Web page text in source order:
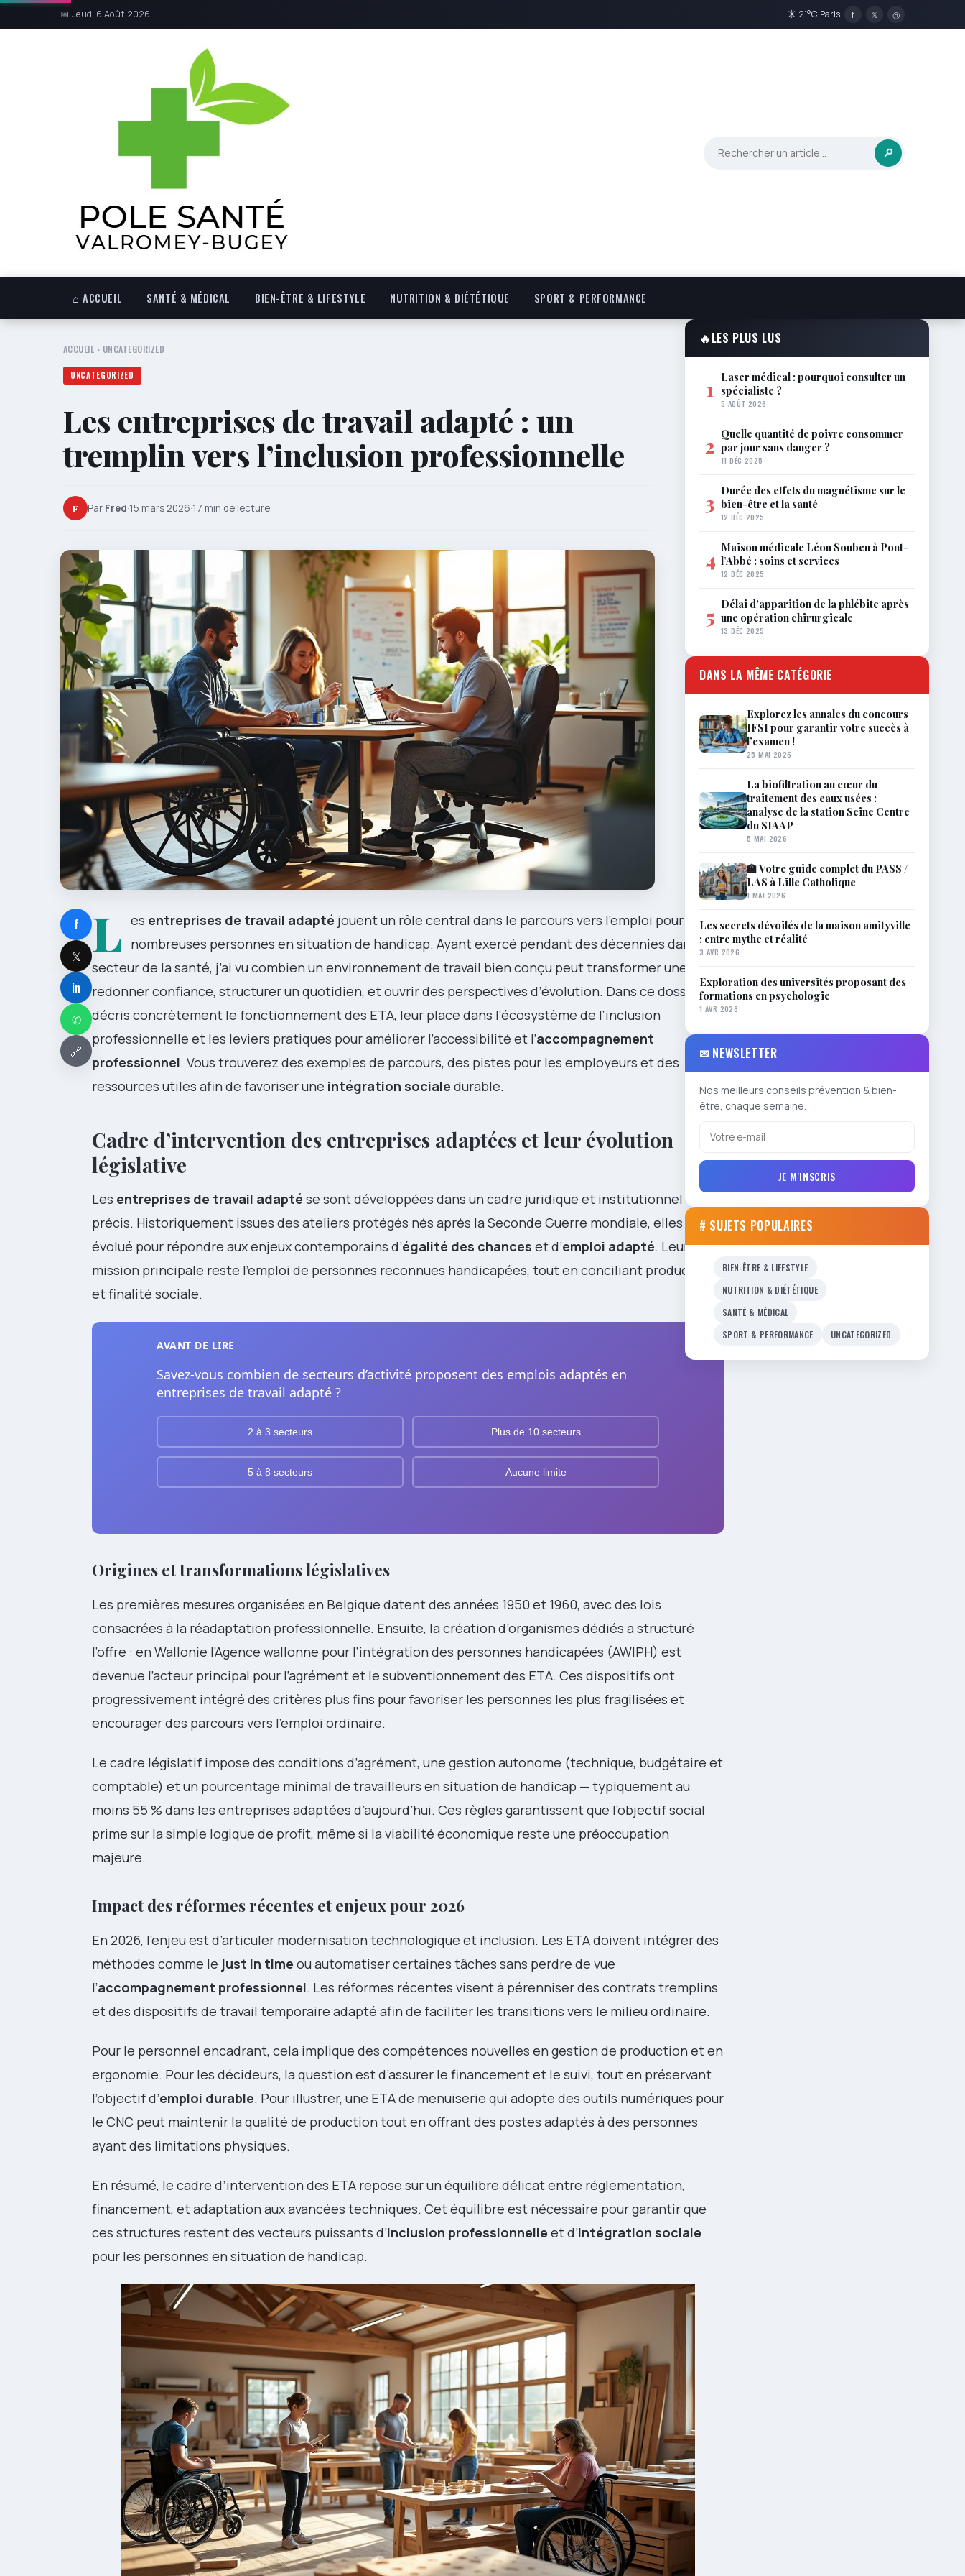
📅 Jeudi 6 Août 2026 ☀ 21°C Paris f 𝕏 ◎
🔎
⌂ ACCUEIL SANTÉ & MÉDICAL BIEN-ÊTRE & LIFESTYLE NUTRITION & DIÉTÉTIQUE SPORT & PERFORMANCE
ACCUEIL › UNCATEGORIZED
UNCATEGORIZED
Les entreprises de travail adapté : un
tremplin vers l’inclusion professionnelle
F Par Fred·15 mars 2026·17 min de lecture
f
𝕏
in
✆
🔗
L es entreprises de travail adapté jouent un rôle central dans le parcours vers l’emploi pour de
nombreuses personnes en situation de handicap. Ayant exercé pendant des décennies dans le
secteur de la santé, j’ai vu combien un environnement de travail bien conçu peut transformer une vie :
redonner confiance, structurer un quotidien, et ouvrir des perspectives d’évolution. Dans ce dossier je
décris concrètement le fonctionnement des ETA, leur place dans l’écosystème de l’inclusion
professionnelle et les leviers pratiques pour améliorer l’accessibilité et l’accompagnement
professionnel. Vous trouverez des exemples de parcours, des pistes pour les employeurs et des
ressources utiles afin de favoriser une intégration sociale durable.
Cadre d’intervention des entreprises adaptées et leur évolution
législative
Les entreprises de travail adapté se sont développées dans un cadre juridique et institutionnel
précis. Historiquement issues des ateliers protégés nés après la Seconde Guerre mondiale, elles ont
évolué pour répondre aux enjeux contemporains d’égalité des chances et d’emploi adapté. Leur
mission principale reste l’emploi de personnes reconnues handicapées, tout en conciliant production
et finalité sociale.
AVANT DE LIRE
Savez-vous combien de secteurs d’activité proposent des emplois adaptés en
entreprises de travail adapté ?
2 à 3 secteurs Plus de 10 secteurs
5 à 8 secteurs Aucune limite
Origines et transformations législatives
Les premières mesures organisées en Belgique datent des années 1950 et 1960, avec des lois
consacrées à la réadaptation professionnelle. Ensuite, la création d’organismes dédiés a structuré
l’offre : en Wallonie l’Agence wallonne pour l’intégration des personnes handicapées (AWIPH) est
devenue l’acteur principal pour l’agrément et le subventionnement des ETA. Ces dispositifs ont
progressivement intégré des critères plus fins pour favoriser les personnes les plus fragilisées et
encourager des parcours vers l’emploi ordinaire.
Le cadre législatif impose des conditions d’agrément, une gestion autonome (technique, budgétaire et
comptable) et un pourcentage minimal de travailleurs en situation de handicap — typiquement au
moins 55 % dans les entreprises adaptées d’aujourd’hui. Ces règles garantissent que l’objectif social
prime sur la simple logique de profit, même si la viabilité économique reste une préoccupation
majeure.
Impact des réformes récentes et enjeux pour 2026
En 2026, l’enjeu est d’articuler modernisation technologique et inclusion. Les ETA doivent intégrer des
méthodes comme le just in time ou automatiser certaines tâches sans perdre de vue
l’accompagnement professionnel. Les réformes récentes visent à pérenniser des contrats tremplins
et des dispositifs de travail temporaire adapté afin de faciliter les transitions vers le milieu ordinaire.
Pour le personnel encadrant, cela implique des compétences nouvelles en gestion de production et en
ergonomie. Pour les décideurs, la question est d’assurer le financement et le suivi, tout en préservant
l’objectif d’emploi durable. Pour illustrer, une ETA de menuiserie qui adopte des outils numériques pour
le CNC peut maintenir la qualité de production tout en offrant des postes adaptés à des personnes
ayant des limitations physiques.
En résumé, le cadre d’intervention des ETA repose sur un équilibre délicat entre réglementation,
financement, et adaptation aux avancées techniques. Cet équilibre est nécessaire pour garantir que
ces structures restent des vecteurs puissants d’inclusion professionnelle et d’intégration sociale
pour les personnes en situation de handicap.
🔥LES PLUS LUS
1 Laser médical : pourquoi consulter un
spécialiste ?
5 AOÛT 2026
2 Quelle quantité de poivre consommer
par jour sans danger ?
11 DÉC 2025
3 Durée des effets du magnétisme sur le
bien-être et la santé
12 DÉC 2025
4 Maison médicale Léon Souben à Pont-
l’Abbé : soins et services
12 DÉC 2025
5 Délai d’apparition de la phlébite après
une opération chirurgicale
13 DÉC 2025
DANS LA MÊME CATÉGORIE
Explorez les annales du concours
IFSI pour garantir votre succès à
l’examen !
25 MAI 2026
La biofiltration au cœur du
traitement des eaux usées :
analyse de la station Seine Centre
du SIAAP
5 MAI 2026
🏫 Votre guide complet du PASS /
LAS à Lille Catholique
1 MAI 2026
Les secrets dévoilés de la maison amityville
: entre mythe et réalité
3 AVR 2026
Exploration des universités proposant des
formations en psychologie
1 AVR 2026
✉ NEWSLETTER
Nos meilleurs conseils prévention & bien-
être, chaque semaine.
JE M'INSCRIS
# SUJETS POPULAIRES
BIEN-ÊTRE & LIFESTYLE
NUTRITION & DIÉTÉTIQUE
SANTÉ & MÉDICAL
SPORT & PERFORMANCE
UNCATEGORIZED